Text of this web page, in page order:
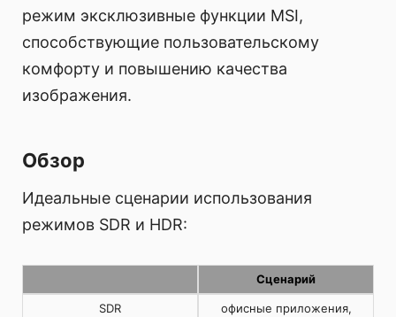
режим эксклюзивные функции MSI,
способствующие пользовательскому
комфорту и повышению качества
изображения.
Обзор
Идеальные сценарии использования
режимов SDR и HDR:
Сценарий
SDR
офисные приложения,